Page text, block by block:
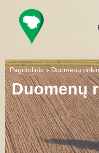
Pagrindinis»Duomenų
Duomenų